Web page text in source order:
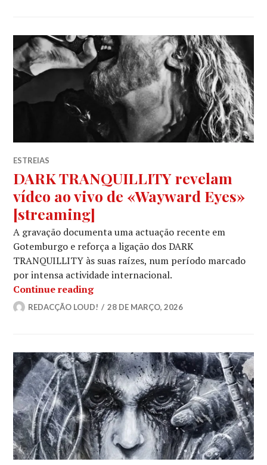
ESTREIAS
DARK TRANQUILLITY revelam
vídeo ao vivo de «Wayward Eyes»
[streaming]
A gravação documenta uma actuação recente em
Gotemburgo e reforça a ligação dos DARK
TRANQUILLITY às suas raízes, num período marcado
por intensa actividade internacional.
Continue readingDARK TRANQUILLITY revelam
REDACÇÃO LOUD! 28 DE MARÇO, 2026